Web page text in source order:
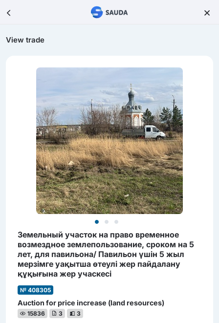
View trade
Земельный участок на право временное
возмездное землепользование, сроком на 5
лет, для павильона/ Павильон үшін 5 жыл
мерзімге уақытша өтеулі жер пайдалану
құқығына жер учаскесі
№ 408305
Auction for price increase (land resources)
15836 3 3